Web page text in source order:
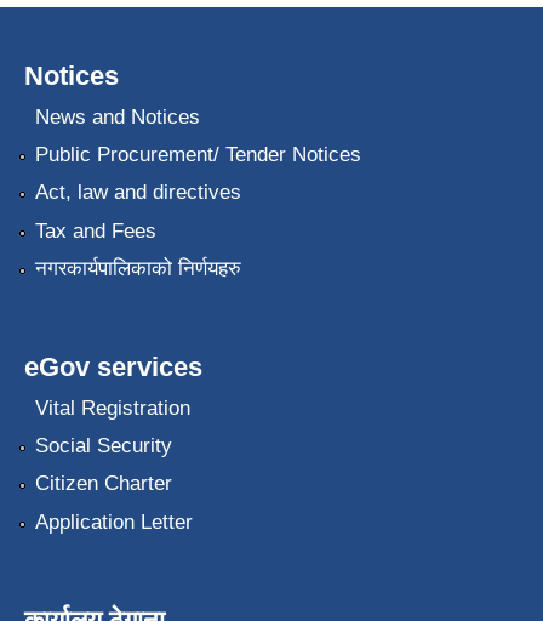
Notices
News and Notices
Public Procurement/ Tender Notices
Act, law and directives
Tax and Fees
नगरकार्यपालिकाको निर्णयहरु
eGov services
Vital Registration
Social Security
Citizen Charter
Application Letter